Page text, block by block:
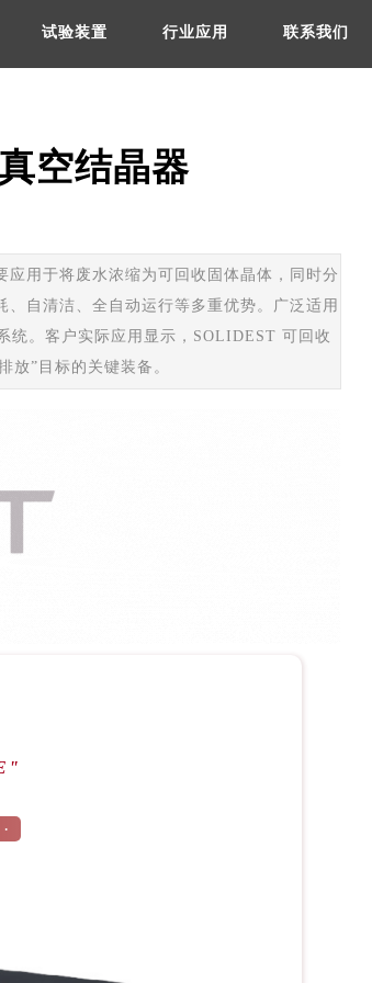
试验装置 行业应用 联系我们
空结晶器
用于将废水浓缩为可回收固体晶体，同时分
自清洁、全自动运行等多重优势。广泛适用
统。客户实际应用显示，SOLIDEST 可回收
放”目标的关键装备。
·